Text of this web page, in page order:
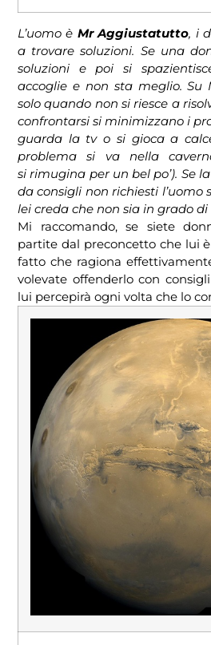
L’uomo è Mr Aggiustatutto, i
a trovare soluzioni. Se una
soluzioni e poi si
accoglie e non sta meglio. Su
solo quando non si riesce a
confrontarsi si minimizzano i
guarda la tv o si gioca a
problema si va nella
si rimugina per un bel po’). Se
da consigli non richiesti l’uomo
lei creda che non sia in grado di
Mi raccomando, se siete
partite dal preconcetto che lui
fatto che ragiona
volevate offenderlo con
lui percepirà ogni volta che lo